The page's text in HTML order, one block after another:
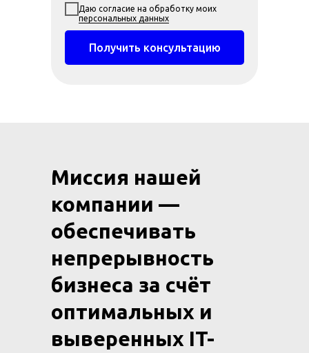
Даю согласие на обработку моих
персональных данных
Получить консультацию
Миссия нашей
компании —
обеспечивать
непрерывность
бизнеса за счёт
оптимальных и
выверенных IT-